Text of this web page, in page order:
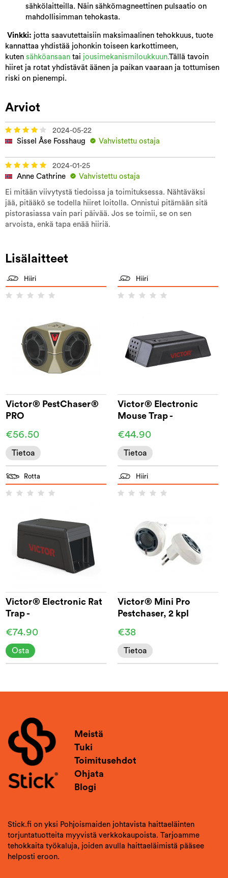
sähkölaitteilla. Näin sähkömagneettinen pulsaatio on
mahdollisimman tehokasta.
​ Vinkki: jotta saavutettaisiin maksimaalinen tehokkuus, tuote
kannattaa yhdistää johonkin toiseen karkottimeen,
kuten sähköansaan tai jousimekanismiloukkuun.Tällä tavoin
hiiret ja rotat yhdistävät äänen ja paikan vaaraan ja tottumisen
riski on pienempi.
Arviot
2024-05-22
Sissel Åse Fosshaug
Vahvistettu ostaja
2024-01-25
Anne Cathrine
Vahvistettu ostaja
Ei mitään viivytystä tiedoissa ja toimituksessa. Nähtäväksi
jää, pitääkö se todella hiiret loitolla. Onnistui pitämään sitä
pistorasiassa vain pari päivää. Jos se toimii, se on sen
arvoista, enkä tapa enää hiiriä.
Lisälaitteet
Hiiri
Victor® PestChaser®
PRO
€56.50
Tietoa
Hiiri
Victor® Electronic
Mouse Trap -
€44.90
Tietoa
Rotta
Victor® Electronic Rat
Trap -
€74.90
Osta
Hiiri
Victor® Mini Pro
Pestchaser, 2 kpl
€38
Tietoa
Meistä
Tuki
Toimitusehdot
Ohjata
Blogi
Stick.fi on yksi Pohjoismaiden johtavista haittaeläinten
torjuntatuotteita myyvistä verkkokaupoista. Tarjoamme
tehokkaita työkaluja, joiden avulla haittaeläimistä pääsee
helposti eroon.